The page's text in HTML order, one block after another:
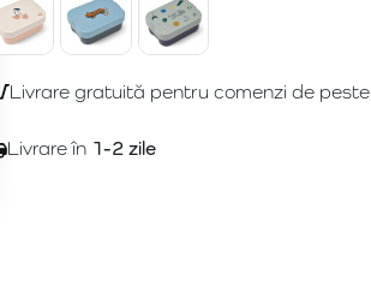
Livrare gratuită pentru comenzi de peste
Livrare în 1-2 zile